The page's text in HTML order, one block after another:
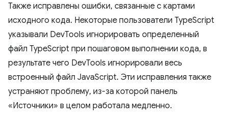
Также исправлены ошибки, связанные с картами
исходного кода. Некоторые пользователи TypeScript
указывали DevTools игнорировать определенный
файл TypeScript при пошаговом выполнении кода, в
результате чего DevTools игнорировали весь
встроенный файл JavaScript. Эти исправления также
устраняют проблему, из-за которой панель
«Источники» в целом работала медленно.